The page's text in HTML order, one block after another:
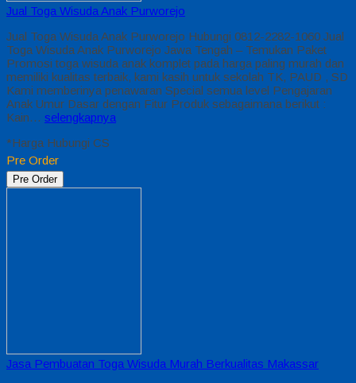
Jual Toga Wisuda Anak Purworejo
Jual Toga Wisuda Anak Purworejo Hubungi 0812-2282-1060 Jual
Toga Wisuda Anak Purworejo Jawa Tengah – Temukan Paket
Promosi toga wisuda anak komplet pada harga paling murah dan
memiliki kualitas terbaik, kami kasih untuk sekolah TK, PAUD , SD
Kami memberinya penawaran Special semua level Pengajaran
Anak Umur Dasar dengan Fitur Produk sebagaimana berikut :
Kain… selengkapnya
*Harga Hubungi CS
Pre Order
Pre Order
Jasa Pembuatan Toga Wisuda Murah Berkualitas Makassar